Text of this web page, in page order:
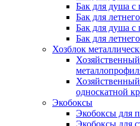
Бак для душа с
Бак для
Бак для душа с
Бак для
Хозблок
односкатной
Экобоксы
Экобоксы для
Экобоксы для